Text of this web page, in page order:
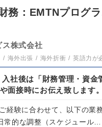
務：EMTNプログ
ス株式会社
海外出張 海外折衝 英語力が
入社後は「財務管理・資
面接時にお伝え致します。
ご経験に合わせて、以下の
常的な調整（スケジュール…